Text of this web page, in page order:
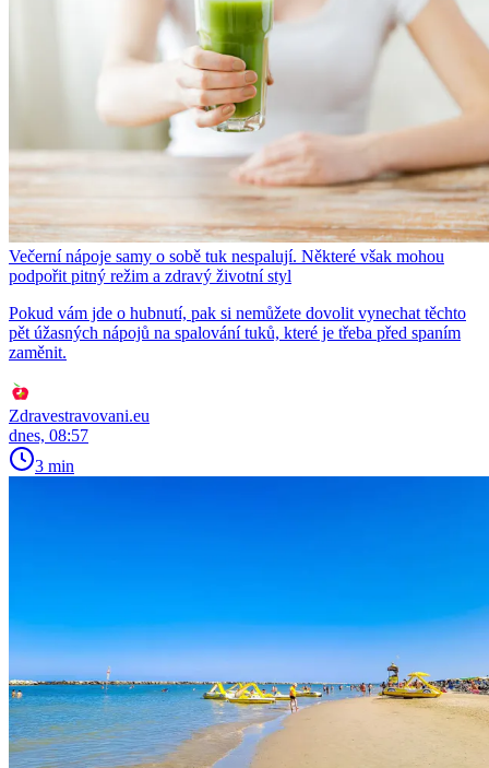
Večerní nápoje samy o sobě tuk nespalují. Některé však mohou
podpořit pitný režim a zdravý životní styl
Pokud vám jde o hubnutí, pak si nemůžete dovolit vynechat těchto
pět úžasných nápojů na spalování tuků, které je třeba před spaním
zaměnit.
Zdravestravovani.eu
dnes, 08:57
3 min